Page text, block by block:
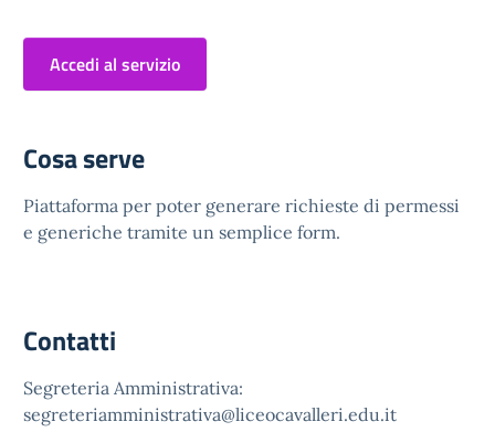
Accedi al servizio
Cosa serve
Piattaforma per poter generare richieste di permessi
e generiche tramite un semplice form.
Contatti
Segreteria Amministrativa:
segreteriamministrativa@liceocavalleri.edu.it